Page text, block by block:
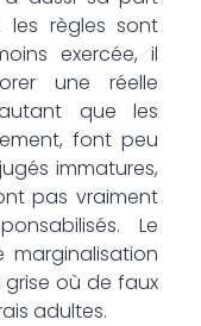
règles sont
exercée, il
une réelle
que les
font peu
immatures,
pas vraiment
Le
grise où de faux
adultes.